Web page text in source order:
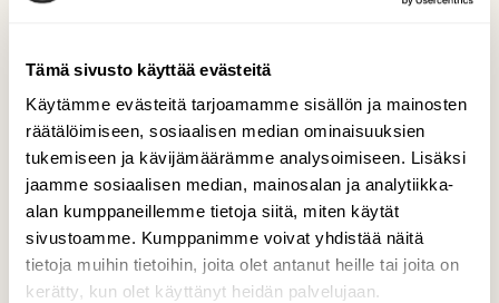
Tämä sivusto käyttää evästeitä
Käytämme evästeitä tarjoamamme sisällön ja mainosten
räätälöimiseen, sosiaalisen median ominaisuuksien
tukemiseen ja kävijämäärämme analysoimiseen. Lisäksi
jaamme sosiaalisen median, mainosalan ja analytiikka-
alan kumppaneillemme tietoja siitä, miten käytät
sivustoamme. Kumppanimme voivat yhdistää näitä
tietoja muihin tietoihin, joita olet antanut heille tai joita on
kerätty, kun olet käyttänyt heidän palvelujaan.
Oravan kanssa silmätysten
Ystävällinen orava tuli kaveriksi
Pappilanniemessä Lappeenrannassa
22.11.2019 . Metsässä ei ole kovin paljon
syötävää, joten ihmisen apu on tarpeen.